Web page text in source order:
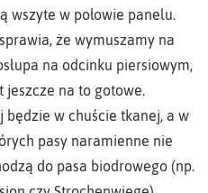
wszyte w połowie panelu.
że wymuszamy na
na odcinku piersiowym,
jeszcze na to gotowe.
w chuście tkanej, a w
pasy naramienne nie
do pasa biodrowego (np.